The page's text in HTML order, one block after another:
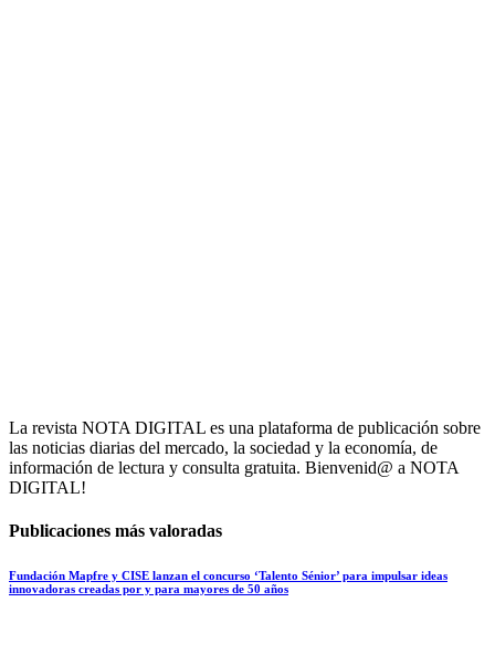
La revista NOTA DIGITAL es una plataforma de publicación sobre
las noticias diarias del mercado, la sociedad y la economía, de
información de lectura y consulta gratuita. Bienvenid@ a NOTA
DIGITAL!
Publicaciones más valoradas
Fundación Mapfre y CISE lanzan el concurso ‘Talento Sénior’ para impulsar ideas
innovadoras creadas por y para mayores de 50 años